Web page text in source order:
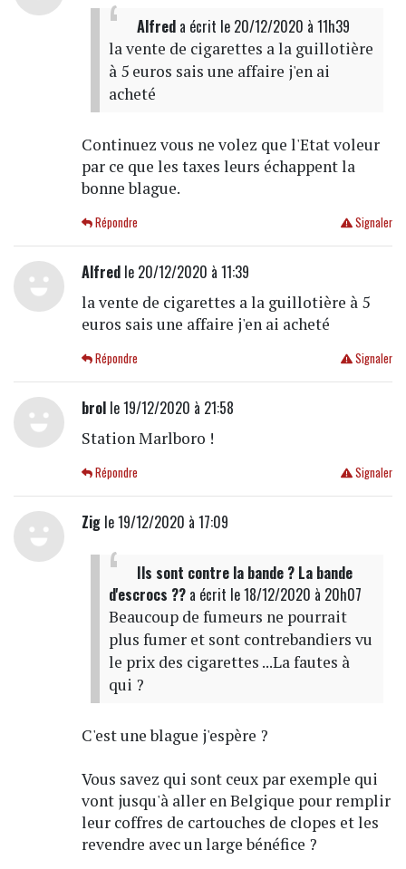
Alfreda écrit le 20/12/2020 à 11h39
la vente de cigarettes a la guillotière
à 5 euros sais une affaire j'en ai
acheté
Continuez vous ne volez que l'Etat voleur
par ce que les taxes leurs échappent la
bonne blague.
Signaler
Répondre
Alfredle 20/12/2020 à 11:39
la vente de cigarettes a la guillotière à 5
euros sais une affaire j'en ai acheté
Signaler
Répondre
brolle 19/12/2020 à 21:58
Station Marlboro !
Signaler
Répondre
Zigle 19/12/2020 à 17:09
Ils sont contre la bande ? La bande
d'escrocs ??a écrit le 18/12/2020 à 20h07
Beaucoup de fumeurs ne pourrait
plus fumer et sont contrebandiers vu
le prix des cigarettes ...La fautes à
qui ?
C'est une blague j'espère ?
Vous savez qui sont ceux par exemple qui
vont jusqu'à aller en Belgique pour remplir
leur coffres de cartouches de clopes et les
revendre avec un large bénéfice ?